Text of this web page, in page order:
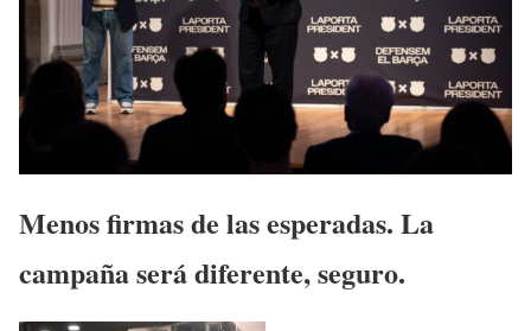
Menos firmas de las esperadas. La
campaña será diferente, seguro.